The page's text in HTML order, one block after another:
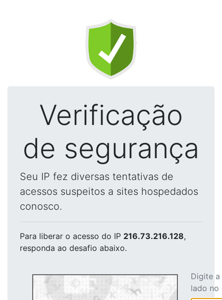
Verificação
de segurança
Seu IP fez diversas tentativas de
acessos suspeitos a sites hospedados
conosco.
Para liberar o acesso do IP 216.73.216.128,
responda ao desafio abaixo.
Digite
lado no